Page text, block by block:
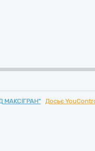
МАКСІГРАН"
Досьє